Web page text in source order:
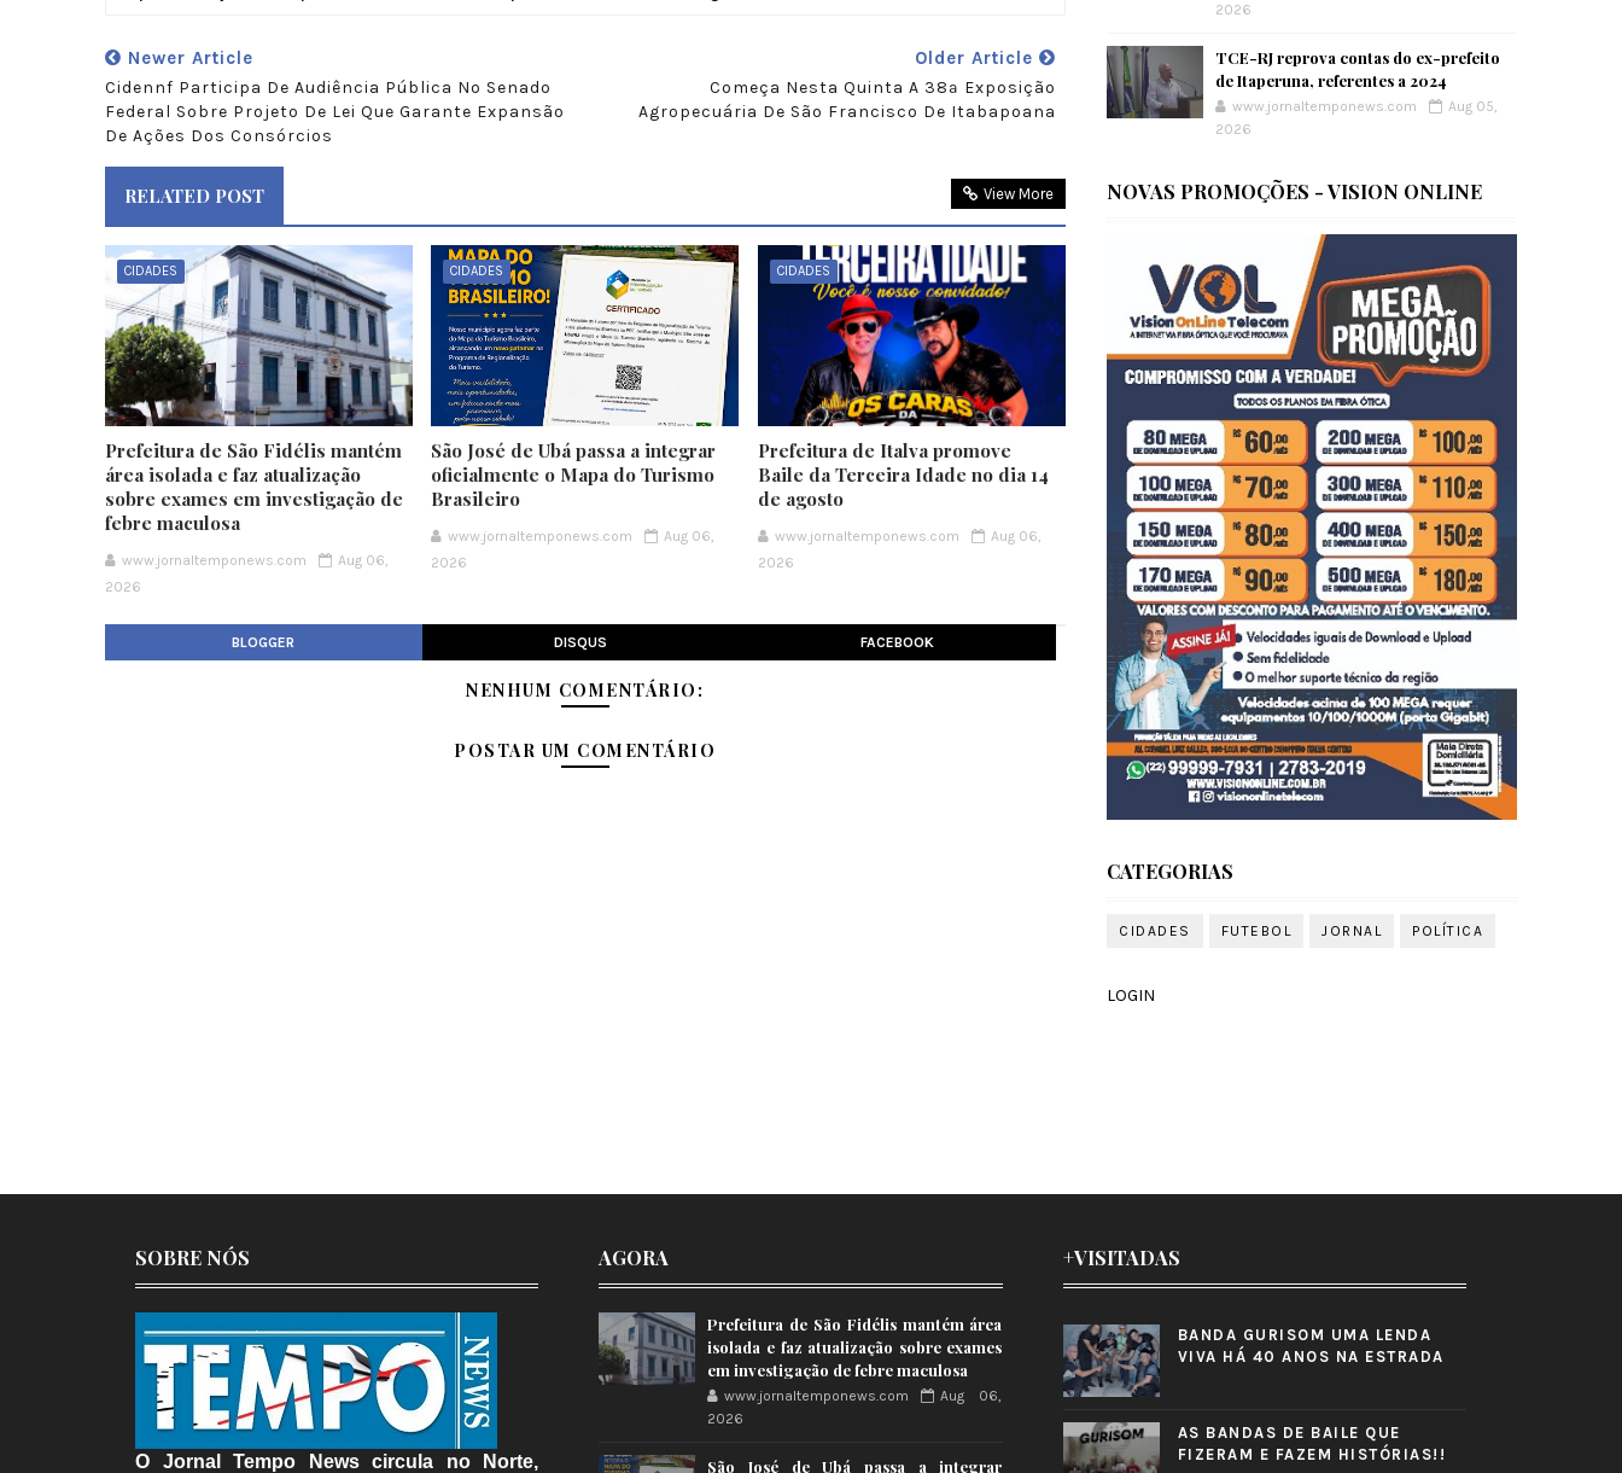
Newer Article
Cidennf Participa De Audiência Pública No Senado
Federal Sobre Projeto De Lei Que Garante Expansão
De Ações Dos Consórcios
Older Article
Começa Nesta Quinta A 38ª Exposição
Agropecuária De São Francisco De Itabapoana
RELATED POST View More
CIDADES
Prefeitura de São Fidélis mantém
área isolada e faz atualização
sobre exames em investigação de
febre maculosa
www.jornaltemponews.com
Aug 06,
2026
CIDADES
São José de Ubá passa a integrar
oficialmente o Mapa do Turismo
Brasileiro
www.jornaltemponews.com
Aug 06,
2026
CIDADES
Prefeitura de Italva promove
Baile da Terceira Idade no dia 14
de agosto
www.jornaltemponews.com
Aug 06,
2026
BLOGGER DISQUS FACEBOOK
NENHUM COMENTÁRIO:
POSTAR UM COMENTÁRIO
2026
TCE-RJ reprova contas do ex-prefeito
de Itaperuna, referentes a 2024
www.jornaltemponews.com
Aug 05,
2026
NOVAS PROMOÇÕES - VISION ONLINE
CATEGORIAS
CIDADES FUTEBOL JORNAL POLÍTICA
LOGIN
SOBRE NÓS
O Jornal Tempo News circula no Norte,
AGORA
Prefeitura de São Fidélis mantém área
isolada e faz atualização sobre exames
em investigação de febre maculosa
www.jornaltemponews.com
Aug 06,
2026
São José de Ubá passa a integrar
+VISITADAS
BANDA GURISOM UMA LENDA
VIVA HÁ 40 ANOS NA ESTRADA
AS BANDAS DE BAILE QUE
FIZERAM E FAZEM HISTÓRIAS!!